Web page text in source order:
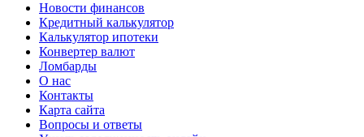
Новости финансов
Кредитный калькулятор
Калькулятор ипотеки
Конвертер валют
Ломбарды
О нас
Контакты
Карта сайта
Вопросы и ответы